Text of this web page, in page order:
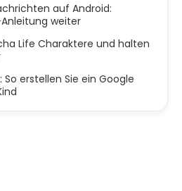
auf Android:
weiter
Life Charaktere und halten
erstellen Sie ein Google